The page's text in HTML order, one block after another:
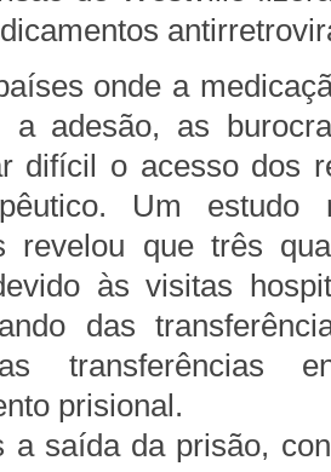
onde a
a adesão, as
difícil o acesso dos
Um
revelou que três
às visitas
das
transferências
prisional.
a saída da prisão,